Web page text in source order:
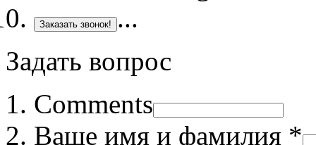
Заказать звонок!
Задать вопрос
Comments
Ваше имя и фамилия *